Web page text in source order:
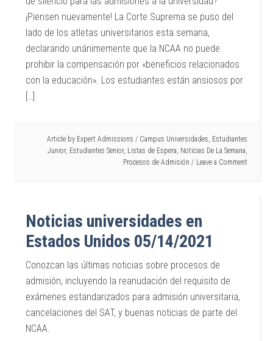
¡Piensen nuevamente! La Corte Suprema se puso del
lado de los atletas universitarios esta semana,
declarando unánimemente que la NCAA no puede
prohibir la compensación por «beneficios relacionados
con la educación». Los estudiantes están ansiosos por
[…]
Article by Expert Admissions / Campus Universidades Estudiantes
Junior, Estudiantes Senior, Listas de Espera Noticias De La Semana
Procesos de Admisión
Leave a Comment
Noticias universidades en
Estados Unidos 05/14/2021
Conozcan las últimas noticias sobre procesos de
admisión, incluyendo la reanudación del requisito de
exámenes estandarizados para admisión universitaria,
cancelaciones del SAT, y buenas noticias de parte del
NCAA.